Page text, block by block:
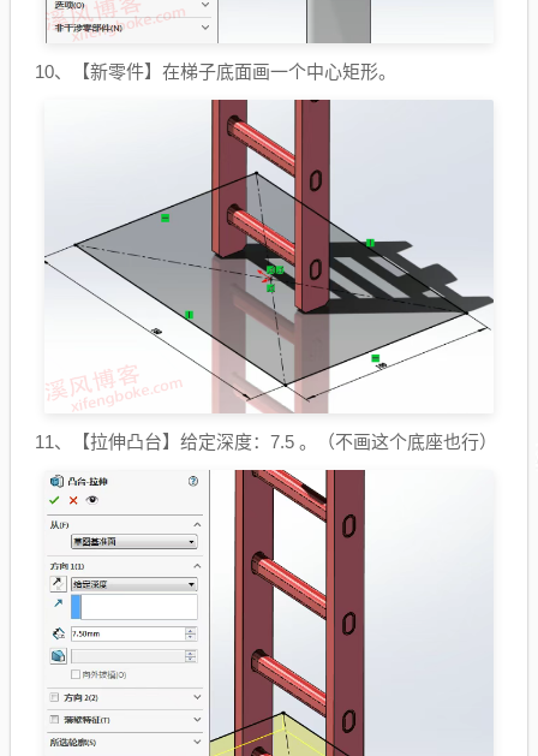
10、【新零件】在梯子底面画一个中心矩形。
11、【拉伸凸台】给定深度：7.5 。（不画这个底座也行）